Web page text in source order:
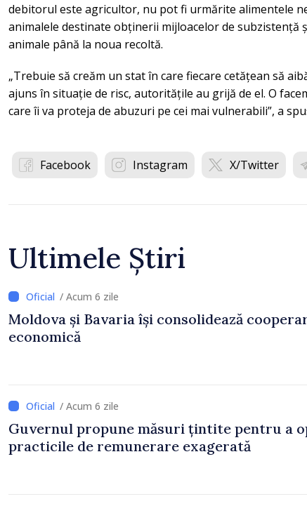
debitorul este agricultor, nu pot fi urmărite alimentele
animalele destinate obținerii mijloacelor de subzistență
animale până la noua recoltă.
„Trebuie să creăm un stat în care fiecare cetățean să
ajuns în situație de risc, autoritățile au grijă de el. O
care îi va proteja de abuzuri pe cei mai vulnerabili”, a
Facebook Instagram X/Twitter
Ultimele Știri
/ Acum 6 zile
Moldova și Bavaria își consolidează
economică
/ Acum 6 zile
Guvernul propune măsuri țintite pentru a
practicile de remunerare exagerată